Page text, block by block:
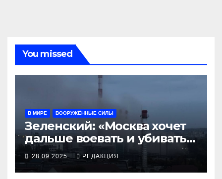
You missed
В МИРЕ ВООРУЖЁННЫЕ СИЛЫ
Зеленский: «Москва хочет
дальше воевать и убивать.
Время для твёрдой
реакции»
28.09.2025 РЕДАКЦИЯ